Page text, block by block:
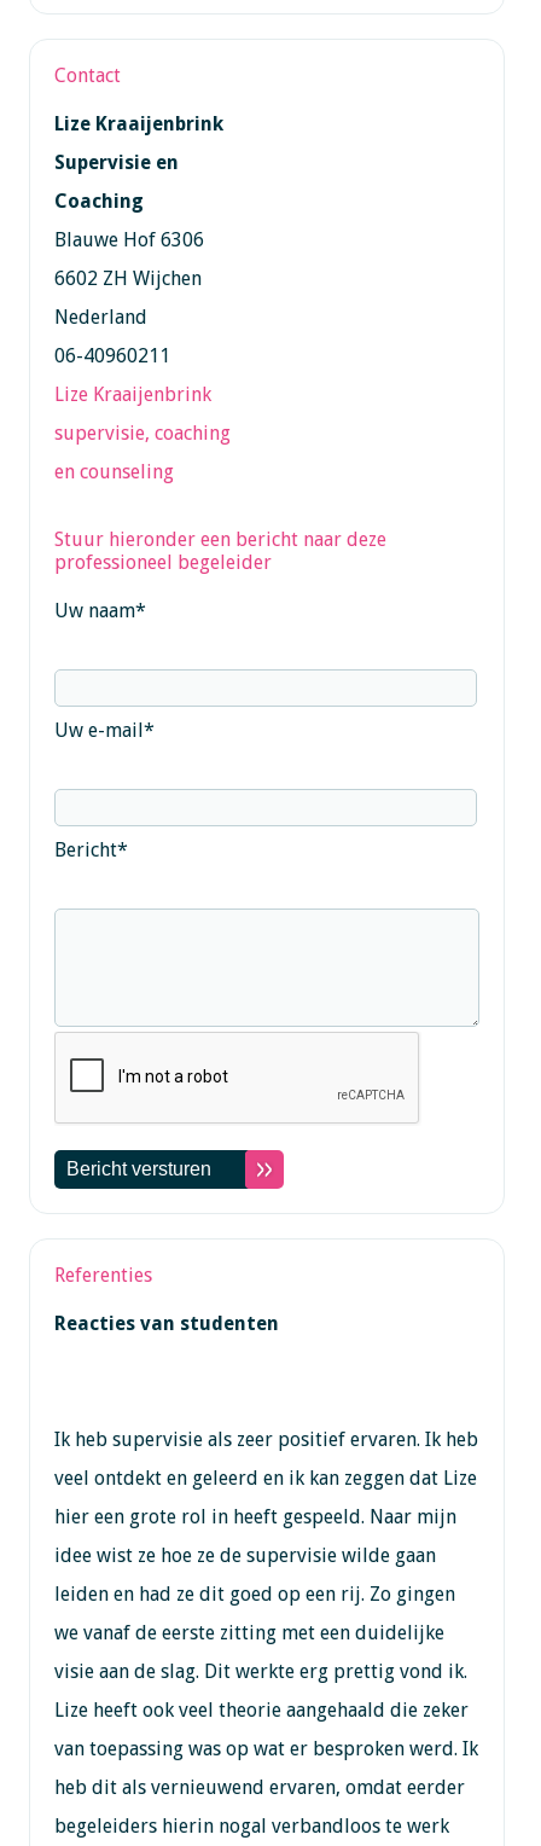
Contact
Lize Kraaijenbrink
Supervisie en
Coaching
Blauwe Hof 6306
6602 ZH Wijchen
Nederland
06-40960211
Lize Kraaijenbrink
supervisie, coaching
en counseling
Stuur hieronder een bericht naar deze
professioneel begeleider
Uw naam*
Uw e-mail*
Bericht*
Referenties
Reacties van studenten
Ik heb supervisie als zeer positief ervaren. Ik heb
veel ontdekt en geleerd en ik kan zeggen dat Lize
hier een grote rol in heeft gespeeld. Naar mijn
idee wist ze hoe ze de supervisie wilde gaan
leiden en had ze dit goed op een rij. Zo gingen
we vanaf de eerste zitting met een duidelijke
visie aan de slag. Dit werkte erg prettig vond ik.
Lize heeft ook veel theorie aangehaald die zeker
van toepassing was op wat er besproken werd. Ik
heb dit als vernieuwend ervaren, omdat eerder
begeleiders hierin nogal verbandloos te werk